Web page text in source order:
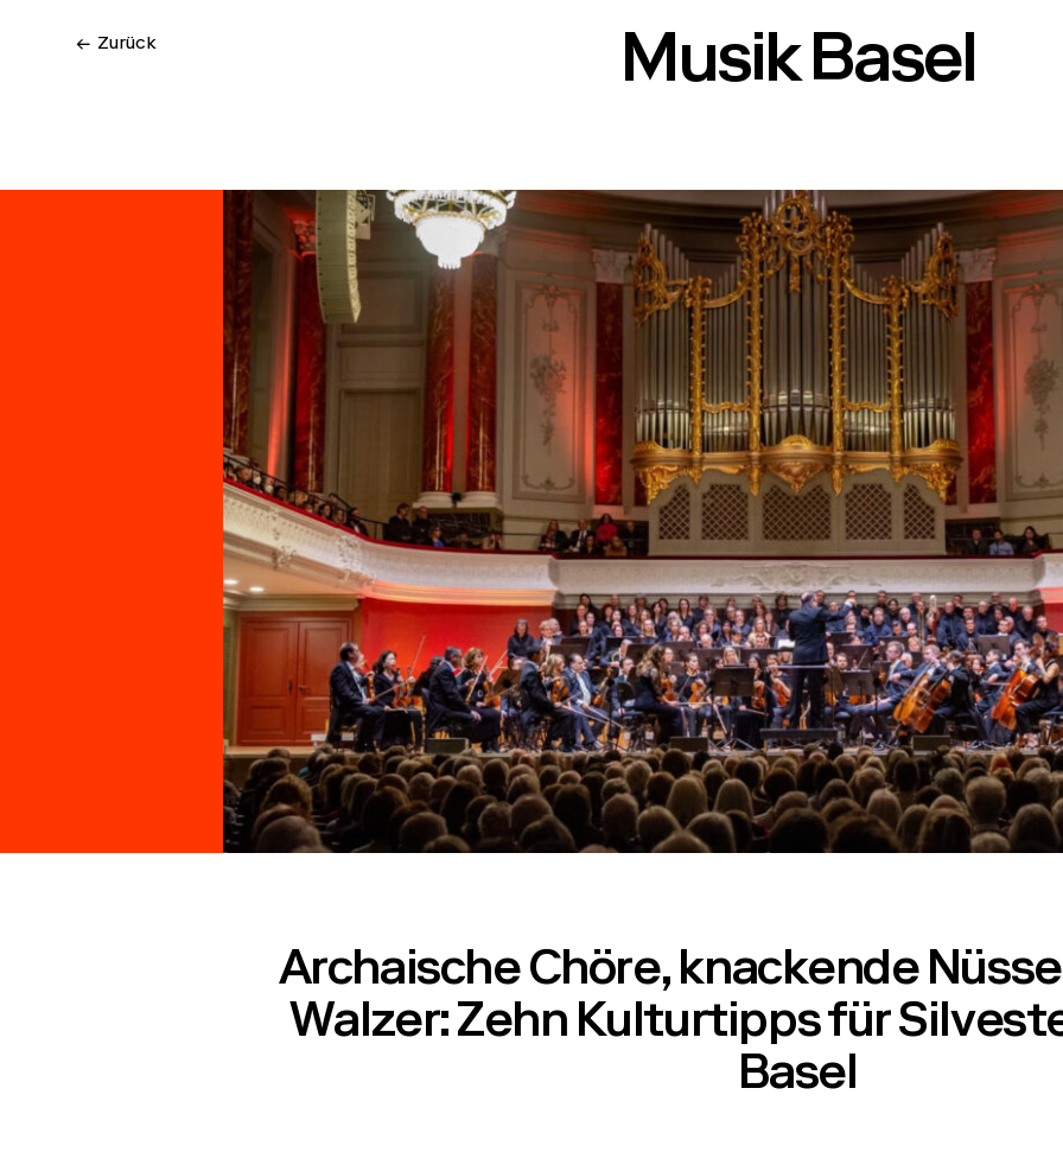
Musik Basel
← Zurück
Archaische Chöre, knackende
Walzer: Zehn Kulturtipps für
Basel